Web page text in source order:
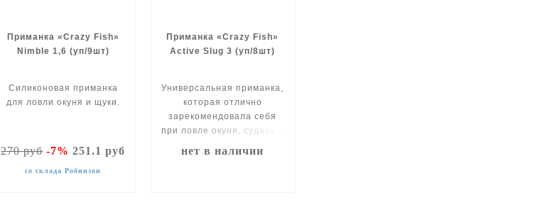
Приманка «Crazy Fish»
Nimble 1,6 (уп/9шт)
Силиконовая приманка
для ловли окуня и щуки.
270 руб-7% 251.1 руб
со склада Робинзон
Приманка «Crazy Fish»
Active Slug 3 (уп/8шт)
Универсальная приманка,
которая отлично
зарекомендовала себя
при ловле окуня, судака и
нет в наличии